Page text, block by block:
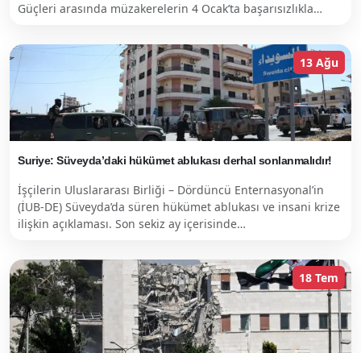
Güçleri arasında müzakerelerin 4 Ocak’ta başarısızlıkla…
13 Ağu
Suriye: Süveyda’daki hükümet ablukası derhal sonlanmalıdır!
İşçilerin Uluslararası Birliği – Dördüncü Enternasyonal’in
(İUB-DE) Süveyda’da süren hükümet ablukası ve insani krize
ilişkin açıklaması. Son sekiz ay içerisinde…
18 Tem